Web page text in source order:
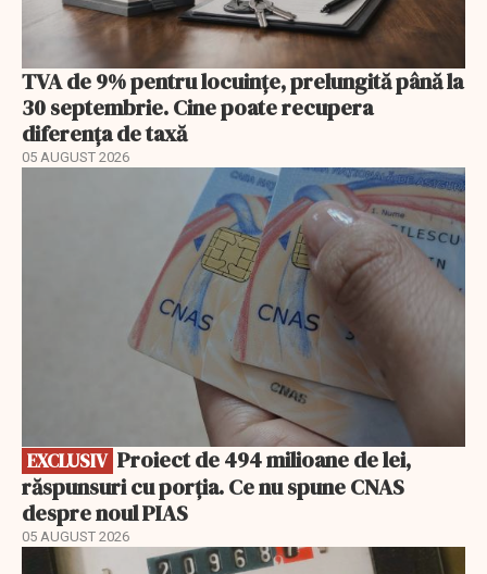
TVA de 9% pentru locuințe, prelungită până la
30 septembrie. Cine poate recupera
diferența de taxă
05 AUGUST 2026
EXCLUSIV
răspunsuri cu porția. Ce nu spune CNAS
despre noul PIAS
05 AUGUST 2026